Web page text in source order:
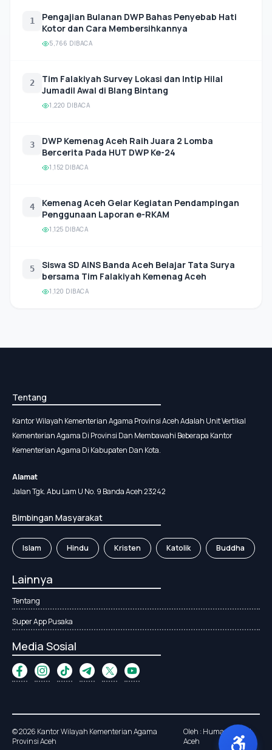
1
Pengajian Bulanan DWP Bahas Penyebab Hati
Kotor dan Cara Membersihkannya
5,766 DIBACA
2
Tim Falakiyah Survey Lokasi dan Intip Hilal
Jumadil Awal di Blang Bintang
1,220 DIBACA
3
DWP Kemenag Aceh Raih Juara 2 Lomba
Bercerita Pada HUT DWP Ke-24
1,152 DIBACA
4
Kemenag Aceh Gelar Kegiatan Pendampingan
Penggunaan Laporan e-RKAM
1,125 DIBACA
5
Siswa SD AINS Banda Aceh Belajar Tata Surya
bersama Tim Falakiyah Kemenag Aceh
1,120 DIBACA
Tentang
Kantor Wilayah Kementerian Agama Provinsi Aceh Adalah Unit Vertikal
Kementerian Agama Di Provinsi Dan Membawahi Beberapa Kantor
Kementerian Agama Di Kabupaten Dan Kota.
Alamat
Jalan Tgk. Abu Lam U No. 9 Banda Aceh 23242
Bimbingan Masyarakat
Islam Hindu Kristen Katolik Buddha
Lainnya
Tentang
Super App Pusaka
Media Sosial
© 2026 Kantor Wilayah Kementerian Agama
Provinsi Aceh
Oleh : Humas Kanwil
Aceh